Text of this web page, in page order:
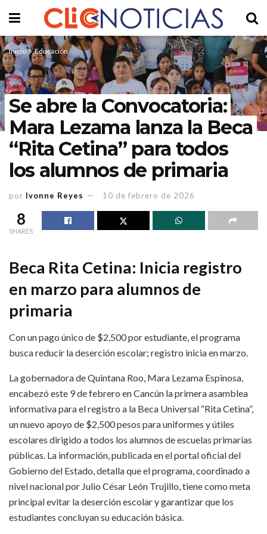
Inicio Educación
Se abre la Convocatoria:
Mara Lezama lanza la Beca
“Rita Cetina” para todos
los alumnos de primaria
por Ivonne Reyes 10 de febrero de 2026
8
SHARES
Beca Rita Cetina: Inicia registro
en marzo para alumnos de
primaria
Con un pago único de $2,500 por estudiante, el programa
busca reducir la deserción escolar; registro inicia en marzo.
La gobernadora de Quintana Roo, Mara Lezama Espinosa,
encabezó este 9 de febrero en Cancún la primera asamblea
informativa para el registro a la Beca Universal “Rita Cetina”,
un nuevo apoyo de $2,500 pesos para uniformes y útiles
escolares dirigido a todos los alumnos de escuelas primarias
públicas. La información, publicada en el portal oficial del
Gobierno del Estado, detalla que el programa, coordinado a
nivel nacional por Julio César León Trujillo, tiene como meta
principal evitar la deserción escolar y garantizar que los
estudiantes concluyan su educación básica.